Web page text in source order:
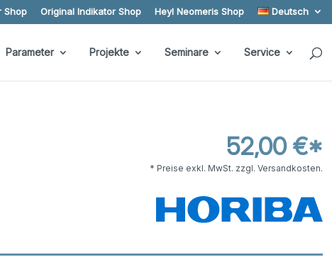
Shop Original Indikator Shop Heyl Neomeris Shop Deutsch
Parameter Projekte Seminare Service
52,00 €*
* Preise exkl. MwSt. zzgl. Versandkosten.